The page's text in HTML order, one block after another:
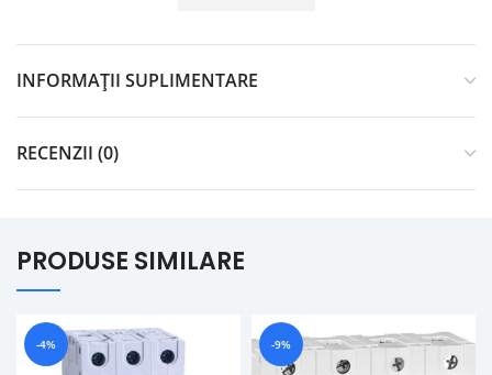
INFORMAȚII SUPLIMENTARE
RECENZII (0)
PRODUSE SIMILARE
-4% -9%